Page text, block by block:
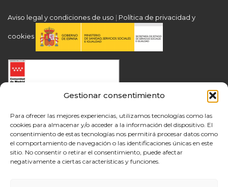
Gestionar consentimiento
Para ofrecer las mejores experiencias, utilizamos tecnologías como las
cookies para almacenar y/o acceder a la información del dispositivo. El
consentimiento de estas tecnologías nos permitirá procesar datos como
el comportamiento de navegación o las identificaciones únicas en este
sitio. No consentir o retirar el consentimiento, puede afectar
negativamente a ciertas características y funciones.
Aviso legal y condiciones de uso | Política de privacidad y
cookies